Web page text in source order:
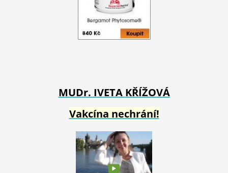
MUDr. IVETA KŘÍŽOVÁ
Vakcína nechrání!